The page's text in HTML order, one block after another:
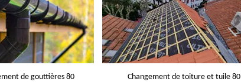
de gouttières 80 Changement de toiture et tuile 80